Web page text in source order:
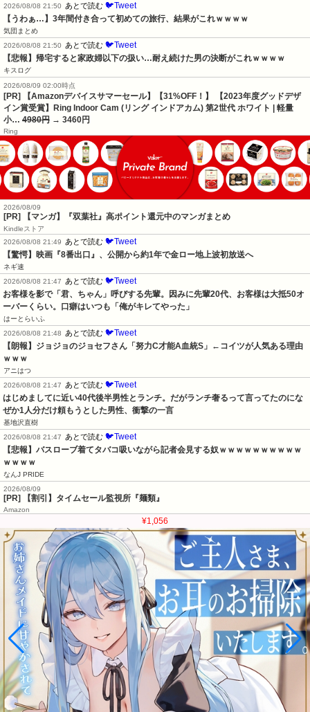
2026/08/08 21:50
あとで読む 🐦Tweet
【うわぁ…】3年間付き合って初めての旅行、結果がこれｗｗｗｗ
気団まとめ
2026/08/08 21:50
あとで読む 🐦Tweet
【悲報】帰宅すると家政婦以下の扱い…耐え続けた男の決断がこれｗｗｗｗ
キスログ
2026/08/09 02:00時点
[PR] 【Amazonデバイスサマーセール】【31%OFF！】 【2023年度グッドデザ
イン賞受賞】Ring Indoor Cam (リング インドアカム) 第2世代 ホワイト | 軽量
小… 4980円 → 3460円
Ring
2026/08/09
[PR] 【マンガ】『双葉社』高ポイント還元中のマンガまとめ
Kindleストア
2026/08/08 21:49
あとで読む 🐦Tweet
【驚愕】映画『8番出口』、公開から約1年で金ロー地上波初放送へ
ネギ速
2026/08/08 21:47
あとで読む 🐦Tweet
お客様を影で「君、ちゃん」呼びする先輩。因みに先輩20代、お客様は大抵50オ
ーバーくらい。口癖はいつも「俺がキレてやった」
はーとらいふ
2026/08/08 21:48
あとで読む 🐦Tweet
【朗報】ジョジョのジョセフさん「努力C才能A血統S」←コイツが人気ある理由
ｗｗｗ
アニはつ
2026/08/08 21:47
あとで読む 🐦Tweet
はじめましてに近い40代後半男性とランチ。だがランチ奢るって言ってたのにな
ぜか1人分だけ頼もうとした男性、衝撃の一言
基地沢直樹
2026/08/08 21:47
あとで読む 🐦Tweet
【悲報】バスローブ着てタバコ吸いながら記者会見する奴ｗｗｗｗｗｗｗｗｗｗ
ｗｗｗｗ
なんJ PRIDE
2026/08/09
[PR] 【割引】タイムセール監視所『麺類』
Amazon
¥1,056